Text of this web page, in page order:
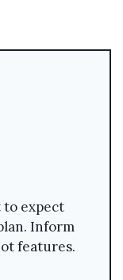
expect
Inform
features.